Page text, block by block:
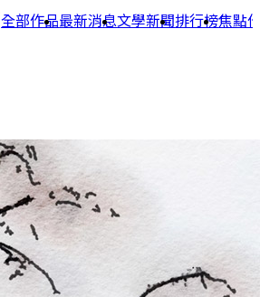
全部作品最新消息文學新聞排行榜焦點